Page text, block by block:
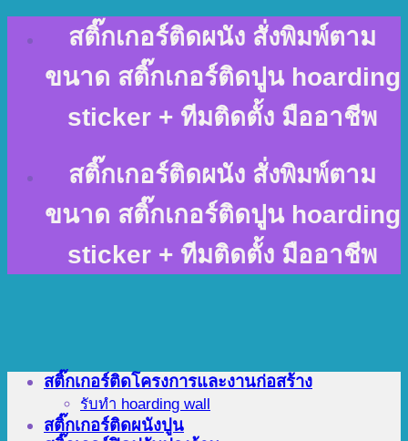
content
สติ๊กเกอร์ติดผนัง สั่งพิมพ์ตาม
ขนาด สติ๊กเกอร์ติดปูน hoarding
sticker + ทีมติดตั้ง มืออาชีพ
สติ๊กเกอร์ติดผนัง สั่งพิมพ์ตาม
ขนาด สติ๊กเกอร์ติดปูน hoarding
sticker + ทีมติดตั้ง มืออาชีพ
สติ๊กเกอร์ติดโครงการและงานก่อสร้าง
รับทำ hoarding wall
สติ๊กเกอร์ติดผนังปูน